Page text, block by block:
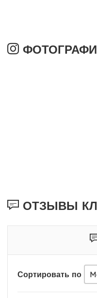
ОТЗЫВЫ
Сортировать по